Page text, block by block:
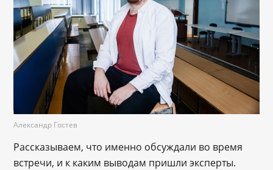
Александр Гостев
Рассказываем, что именно обсуждали во время
встречи, и к каким выводам пришли эксперты.